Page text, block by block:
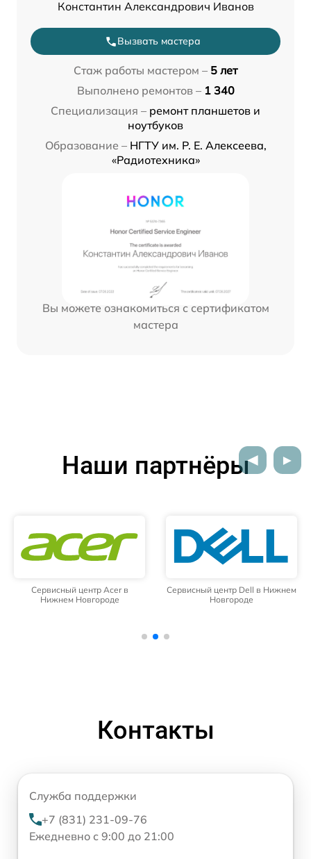
Константин Александрович Иванов
Вызвать мастера
Стаж работы мастером – 5 лет
Выполнено ремонтов – 1 340
Специализация – ремонт планшетов и
ноутбуков
Образование – НГТУ им. Р. Е. Алексеева,
«Радиотехника»
Вы можете ознакомиться с сертификатом
мастера
Наши партнёры
Сервисный центр Acer в
Нижнем Новгороде
Сервисный центр Dell в Нижнем
Новгороде
Контакты
Служба поддержки
+7 (831) 231-09-76
Ежедневно с 9:00 до 21:00